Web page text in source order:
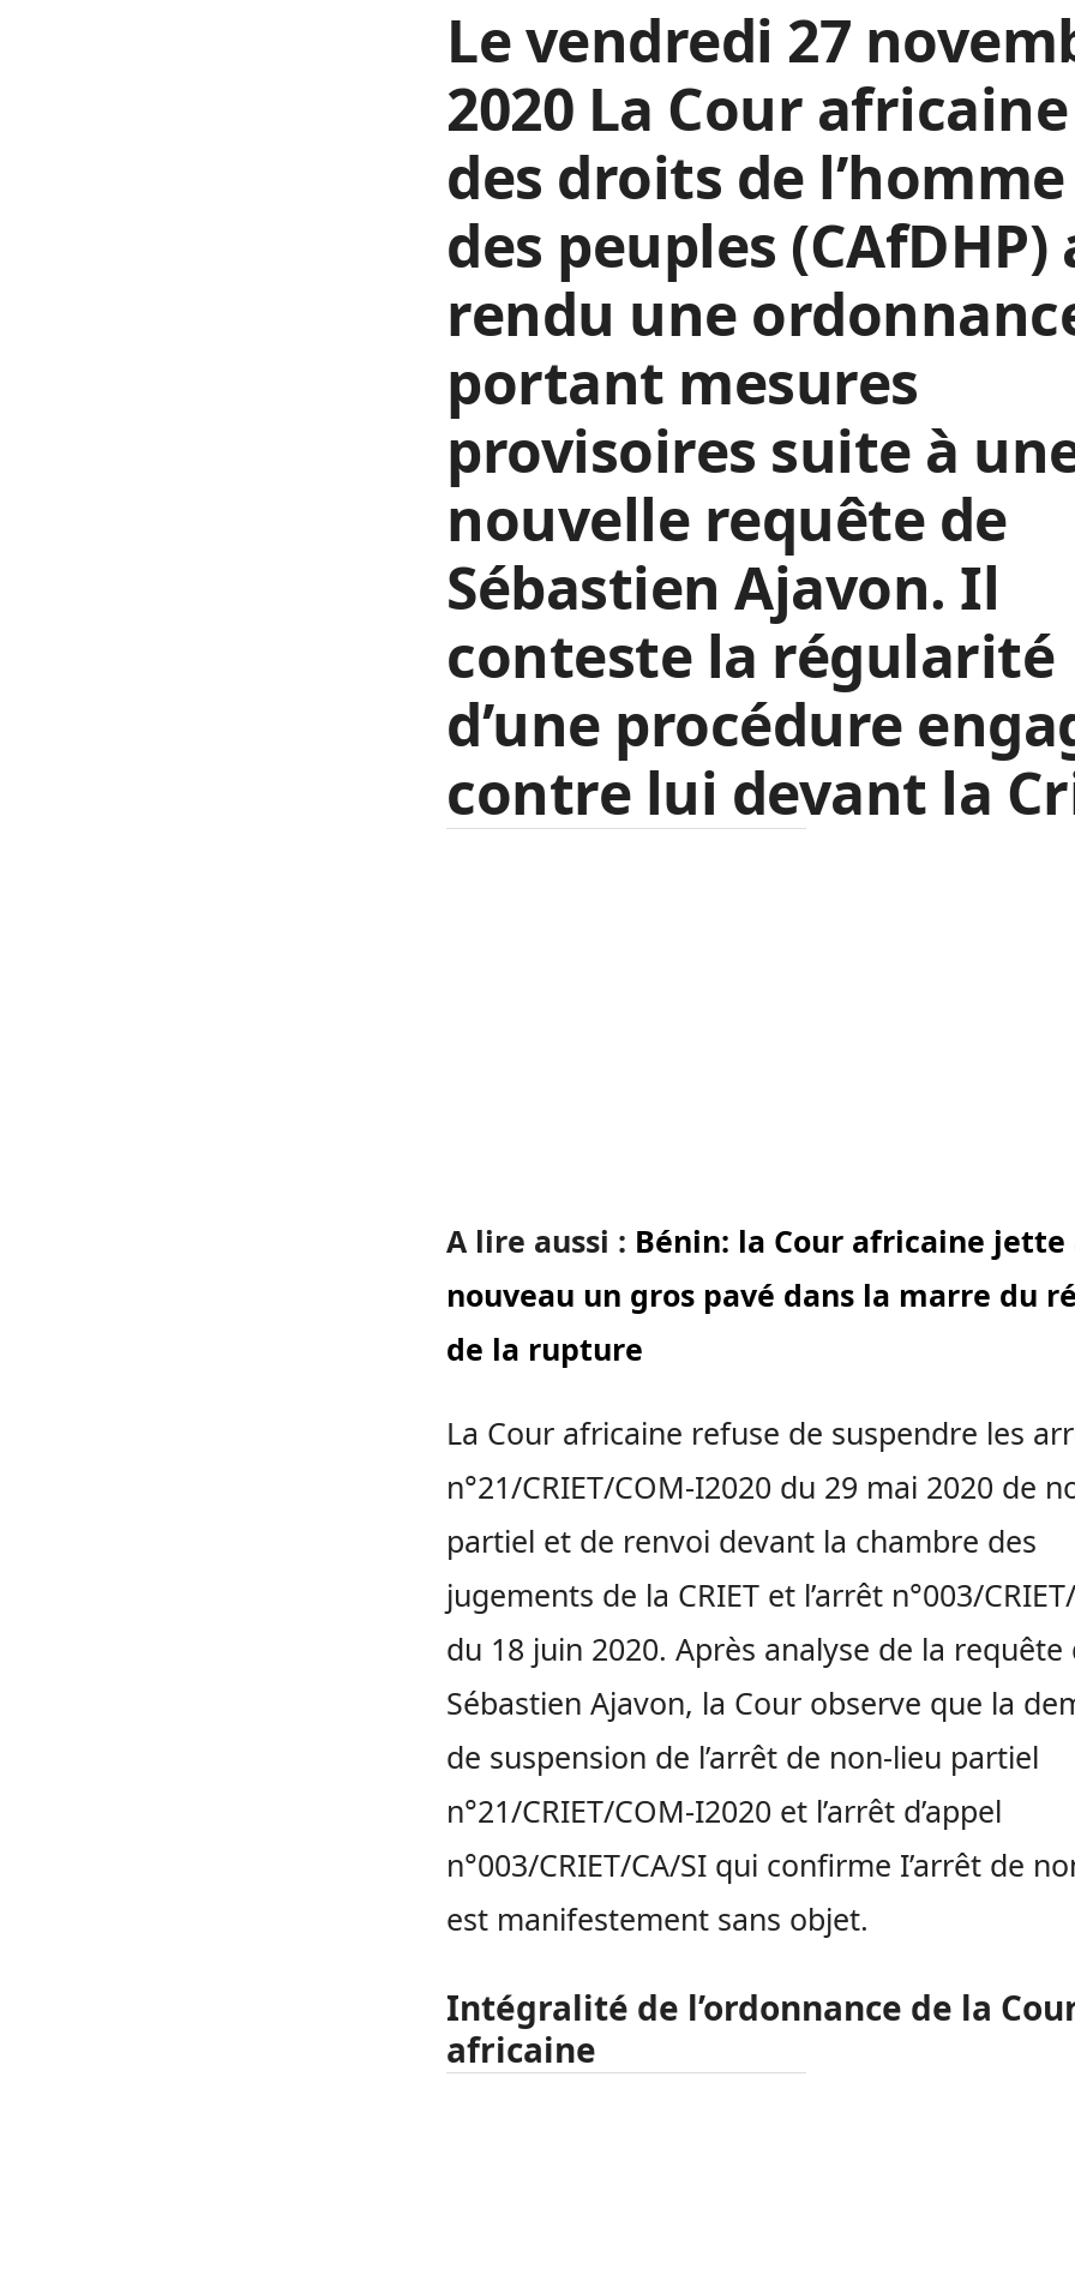
Le vendredi 27
2020 La Cour africaine
des droits de
des peuples (CAfDHP)
rendu une
portant mesures
provisoires suite à
nouvelle requête de
Sébastien Ajavon. Il
conteste la régularité
d’une procédure
contre lui devant la
A lire aussi : Bénin: la Cour africaine jette
nouveau un gros pavé dans la marre du
de la rupture
La Cour africaine refuse de suspendre les
n°21/CRIET/COM-I2020 du 29 mai 2020 de
partiel et de renvoi devant la chambre des
jugements de la CRIET et l’arrêt n°003/
du 18 juin 2020. Après analyse de la requête
Sébastien Ajavon, la Cour observe que la
de suspension de l’arrêt de non-lieu partiel
n°21/CRIET/COM-I2020 et l’arrêt d’appel
n°003/CRIET/CA/SI qui confirme I’arrêt de
est manifestement sans objet.
Intégralité de l’ordonnance de la
africaine